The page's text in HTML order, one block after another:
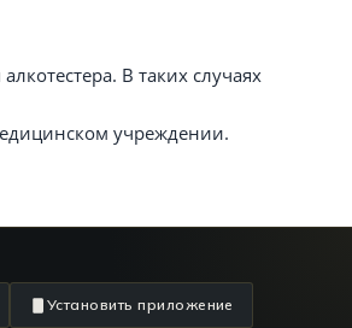
В таких случаях
учреждении.
Установить приложение